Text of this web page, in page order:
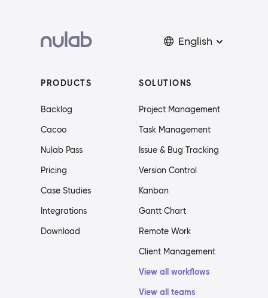
English
PRODUCTS
Backlog
Cacoo
Nulab Pass
Pricing
Case Studies
Integrations
Download
SOLUTIONS
Project Management
Task Management
Issue & Bug Tracking
Version Control
Kanban
Gantt Chart
Remote Work
Client Management
View all workflows
View all teams